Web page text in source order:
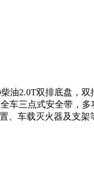
油2.0T双排底盘，
车三点式安全带，
车载灭火器及支